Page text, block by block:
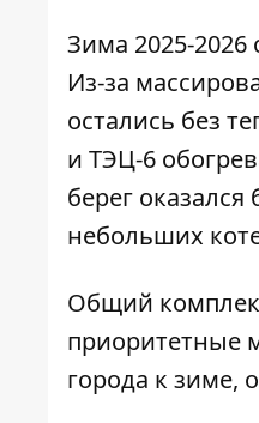
Зима 2025-
Из-за
остались без
и ТЭЦ-6
берег
небольших
Общий
приоритетные
города к зиме,